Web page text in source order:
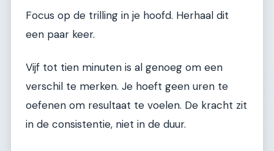
Focus op de trilling in je hoofd. Herhaal dit
een paar keer.
Vijf tot tien minuten is al genoeg om een
verschil te merken. Je hoeft geen uren te
oefenen om resultaat te voelen. De kracht zit
in de consistentie, niet in de duur.